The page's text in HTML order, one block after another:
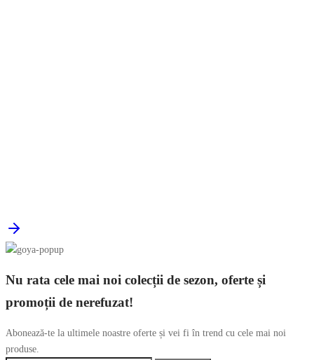
Nu rata cele mai noi colecții de sezon, oferte și
promoții de nerefuzat!
Abonează-te la ultimele noastre oferte și vei fi în trend cu cele mai noi
produse.